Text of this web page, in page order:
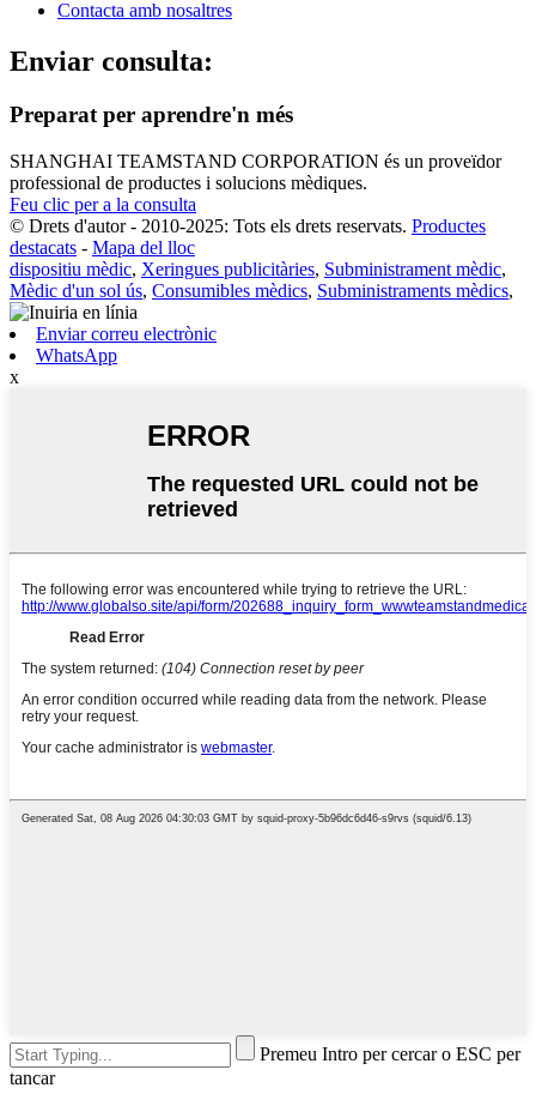
Contacta amb nosaltres
Enviar consulta:
Preparat per aprendre'n més
SHANGHAI TEAMSTAND CORPORATION és un proveïdor
professional de productes i solucions mèdiques.
Feu clic per a la consulta
© Drets d'autor - 2010-2025: Tots els drets reservats. Productes
destacats - Mapa del lloc
dispositiu mèdic, Xeringues publicitàries, Subministrament mèdic,
Mèdic d'un sol ús, Consumibles mèdics, Subministraments mèdics,
Enviar correu electrònic
WhatsApp
x
Premeu Intro per cercar o ESC per
tancar